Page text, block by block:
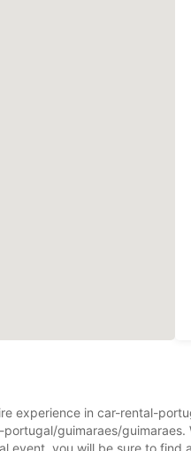
experience in car-rental-
guimaraes/
you will be sure to